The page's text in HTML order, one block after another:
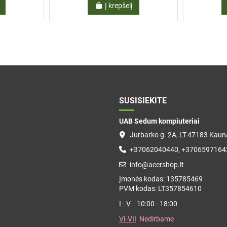
Į krepšelį
SUSISIEKITE
UAB Sedum kompiuteriai
Jurbarko g. 2A, LT-47183
+37062040440,
info@acershop.lt
Įmonės kodas: 135785469
PVM kodas: LT357854610
I - V10:00 - 18:00
VI-VII Nedirbame